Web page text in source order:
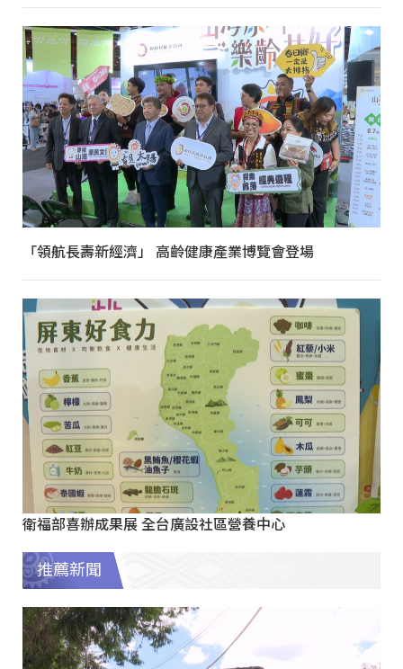
「領航長壽新經濟」 高齡健康產業博覽會登場
衛福部喜辦成果展 全台廣設社區營養中心
推薦新聞